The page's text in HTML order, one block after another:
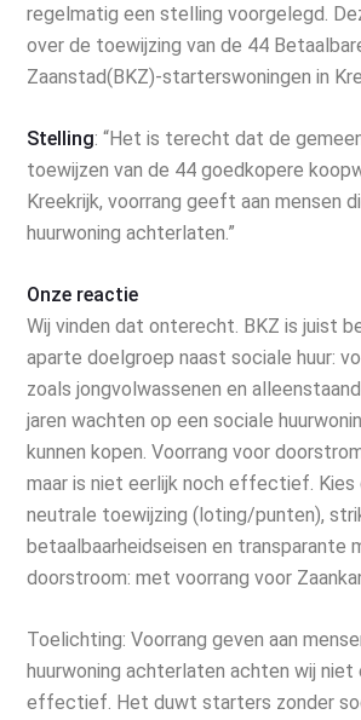
regelmatig een stelling voorgelegd.
over de toewijzing van de 44
Zaanstad(BKZ)-starterswoningen in
Stelling: “Het is terecht dat de
toewijzen van de 44 goedkopere
Kreekrijk, voorrang geeft aan mensen
huurwoning achterlaten.”
Onze reactie
Wij vinden dat onterecht. BKZ is juist
aparte doelgroep naast sociale huur:
zoals jongvolwassenen en
jaren wachten op een sociale
kunnen kopen. Voorrang voor
maar is niet eerlijk noch effectief. Kies
neutrale toewijzing (loting/punten),
betaalbaarheidseisen en transparante
doorstroom: met voorrang voor
Toelichting: Voorrang geven aan
huurwoning achterlaten achten wij niet
effectief. Het duwt starters zonder